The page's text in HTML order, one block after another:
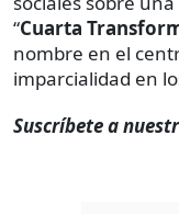
“Cuarta
nombre en el
imparcialidad en
Suscríbete a